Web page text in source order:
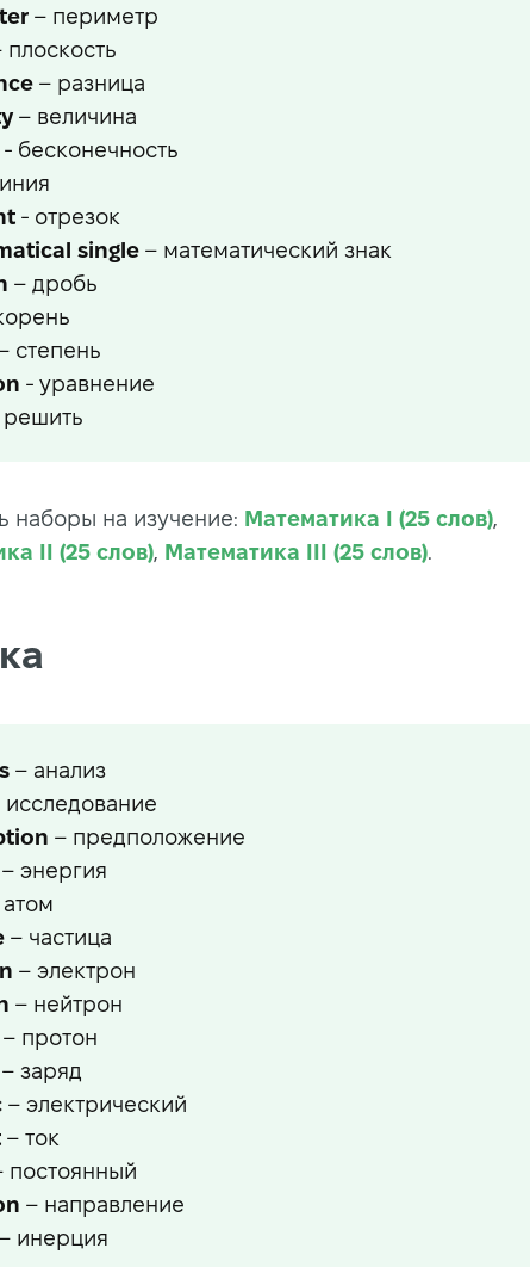
– периметр
– разница
– величина
- бесконечность
- отрезок
single – математический знак
– дробь
степень
- уравнение
наборы на изучение: Математика I (25 слов),
II (25 слов), Математика III (25 слов).
– анализ
– предположение
энергия
– частица
– электрон
– нейтрон
протон
заряд
– электрический
– ток
постоянный
– направление
инерция